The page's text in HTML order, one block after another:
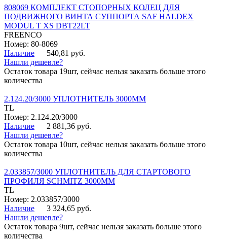
808069 КОМПЛЕКТ СТОПОРНЫХ КОЛЕЦ ДЛЯ
ПОДВИЖНОГО ВИНТА СУППОРТА SAF HALDEX
MODUL T XS DBT22LT
FREENCO
Номер: 80-8069
Наличие
540,81 руб.
Нашли дешевле?
Остаток товара 19шт, сейчас нельзя заказать больше этого
количества
2.124.20/3000 УПЛОТНИТЕЛЬ 3000ММ
TL
Номер: 2.124.20/3000
Наличие
2 881,36 руб.
Нашли дешевле?
Остаток товара 10шт, сейчас нельзя заказать больше этого
количества
2.033857/3000 УПЛОТНИТЕЛЬ ДЛЯ СТАРТОВОГО
ПРОФИЛЯ SCHMITZ 3000ММ
TL
Номер: 2.033857/3000
Наличие
3 324,65 руб.
Нашли дешевле?
Остаток товара 9шт, сейчас нельзя заказать больше этого
количества